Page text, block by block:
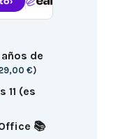
de
€)
11 (es
📚